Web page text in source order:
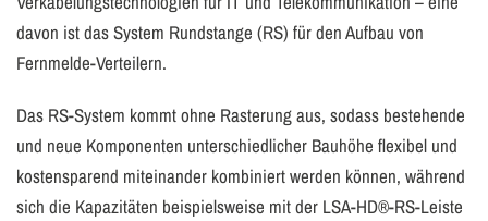
davon ist das System Rundstange (RS) für den Aufbau von
Fernmelde-Verteilern.
Das RS-System kommt ohne Rasterung aus, sodass bestehende
und neue Komponenten unterschiedlicher Bauhöhe flexibel und
kostensparend miteinander kombiniert werden können, während
sich die Kapazitäten beispielsweise mit der LSA-HD®-RS-Leiste